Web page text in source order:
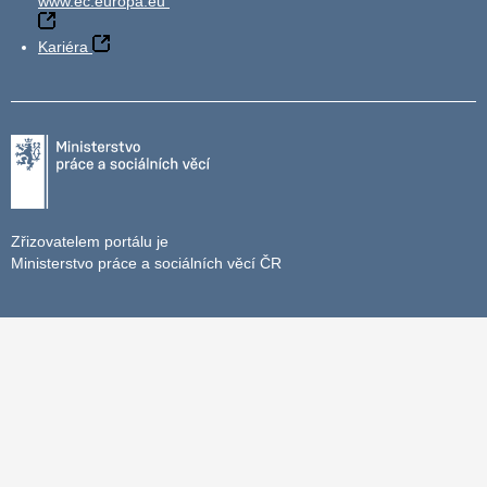
Kariéra
Zřizovatelem portálu je
Ministerstvo práce a sociálních věcí ČR